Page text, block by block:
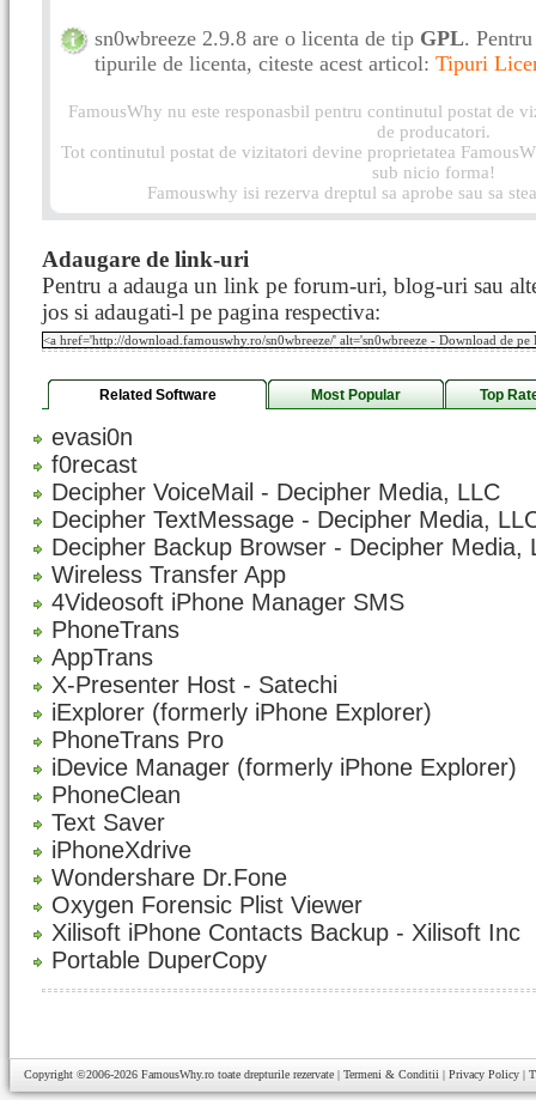
sn0wbreeze 2.9.8 are o licenta de tip GPL.
tipurile de licenta, citeste acest articol: Tipuri
FamousWhy nu este responasbil pentru continutul postat de
de producatori.
Tot continutul postat de vizitatori devine proprietatea
sub nicio forma!
Famouswhy isi rezerva dreptul sa aprobe sau sa
Adaugare de link-uri
Pentru a adauga un link pe forum-uri, blog-uri sau
jos si adaugati-l pe pagina respectiva:
Related Software Most Popular Top
evasi0n
f0recast
Decipher VoiceMail - Decipher Media, LLC
Decipher TextMessage - Decipher Media,
Decipher Backup Browser - Decipher Media,
Wireless Transfer App
4Videosoft iPhone Manager SMS
PhoneTrans
AppTrans
X-Presenter Host - Satechi
iExplorer (formerly iPhone Explorer)
PhoneTrans Pro
iDevice Manager (formerly iPhone Explorer)
PhoneClean
Text Saver
iPhoneXdrive
Wondershare Dr.Fone
Oxygen Forensic Plist Viewer
Xilisoft iPhone Contacts Backup - Xilisoft Inc
Portable DuperCopy
Copyright ©2006-2026 FamousWhy.ro toate drepturile rezervate | Termeni & Conditii | Privacy Policy |